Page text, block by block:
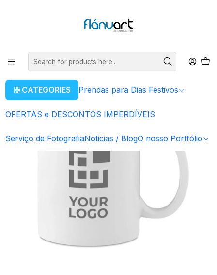
CATEGORIES Prendas para Dias Festivos
OFERTAS e DESCONTOS IMPERDÍVEIS
Serviço de FotografiaNoticias / BlogO nosso Portfólio
Artigos Personalizados Caneca Personalizada